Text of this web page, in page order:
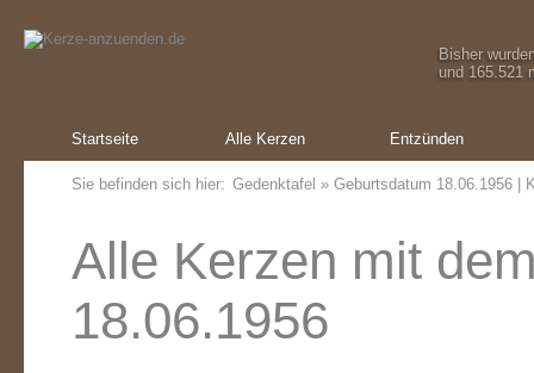
Bisher
und 165.521
Startseite Alle Kerzen Entzünden
Sie befinden sich hier: Gedenktafel » Geburtsdatum 18.06.1956 |
Alle Kerzen mit
18.06.1956